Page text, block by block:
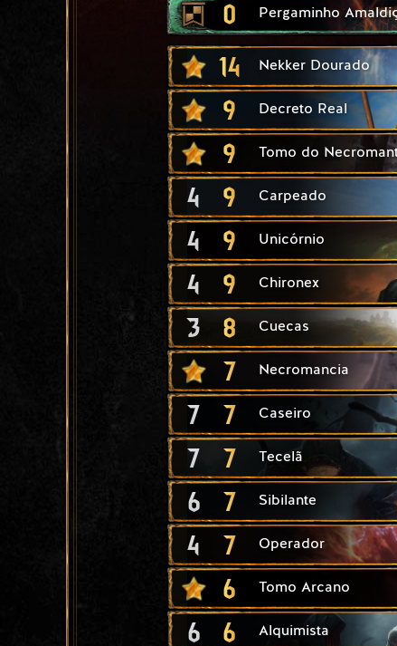
0 Pergaminho
14 Nekker Dourado
9 Decreto Real
9 Tomo do
4 9 Carpeado
4 9 Unicórnio
4 9 Chironex
3 8 Cuecas
7 Necromancia
7 7 Caseiro
7 7 Tecelã
6 7 Sibilante
4 7 Operador
6 Tomo Arcano
6 6 Alquimista